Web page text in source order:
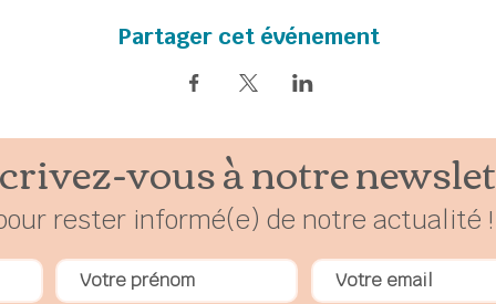
Au plaisir de pratiquer ensemble!
Partager cet événement
vous à notre
resterinformé(e) de notre actualité !